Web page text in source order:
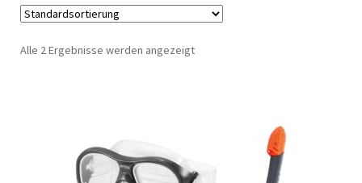
Katalog
Kontakte
Alle 2 Ergebnisse werden angezeigt